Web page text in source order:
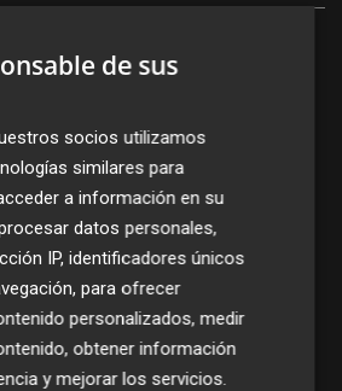
de sus
socios utilizamos
similares para
a información en su
datos personales,
IP, identificadores únicos
para ofrecer
personalizados, medir
obtener información
y mejorar los servicios.